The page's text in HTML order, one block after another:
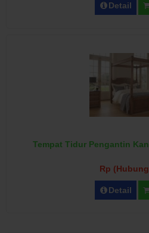
Detail
Tempat Tidur Pengantin
Rp
Detail